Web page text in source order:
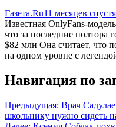
Газета.Ru11 месяцев спустя
Известная OnlyFans-
что за последние полтора
$82 млн Она считает, что
на одном уровне с
Навигация по
Предыдущая: Врач
школьнику нужно сидеть